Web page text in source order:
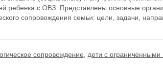
ребенка с ОВЗ. Представлены основные
сопровождения семьи: цели, задачи,
сопровождение дети с